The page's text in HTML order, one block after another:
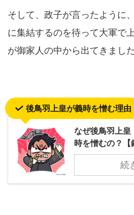
そして、政子が言ったように
に集結するのを待って大軍で
が御家人の中から出てきました
後鳥羽上皇が義時を憎む理由
なぜ後鳥羽上皇
時を憎むの？【
続